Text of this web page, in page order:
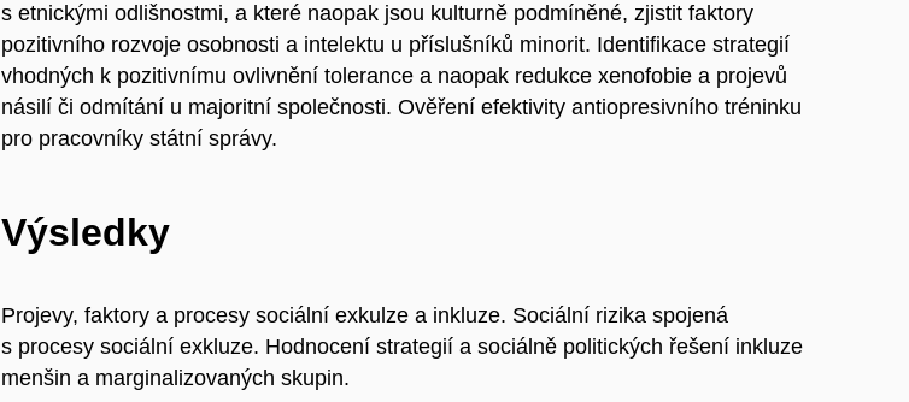
s etnickými odlišnostmi, a které naopak jsou kulturně podmíněné, zjistit faktory
pozitivního rozvoje osobnosti a intelektu u příslušníků minorit. Identifikace strategií
vhodných k pozitivnímu ovlivnění tolerance a naopak redukce xenofobie a projevů
násilí či odmítání u majoritní společnosti. Ověření efektivity antiopresivního tréninku
pro pracovníky státní správy.
Výsledky
Projevy, faktory a procesy sociální exkulze a inkluze. Sociální rizika spojená
s procesy sociální exkluze. Hodnocení strategií a sociálně politických řešení inkluze
menšin a marginalizovaných skupin.